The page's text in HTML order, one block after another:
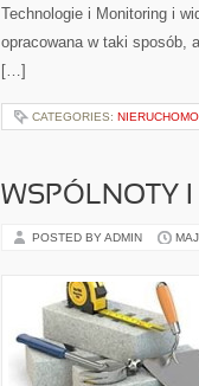
Technologie i Monitoring i
opracowana w taki sposób,
[…]
CATEGORIES:
WSPÓLNOTY
POSTED BY ADMIN